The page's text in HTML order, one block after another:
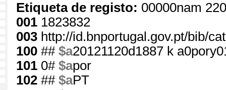
Etiqueta de registo: 00000nam
001 1823832
003 http://id.bnportugal.gov.pt/bib/
100 ## $a20121120d1887 k
101 0# $apor
102 ## $aPT